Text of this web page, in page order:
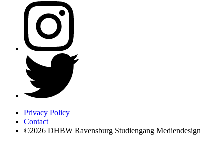
Privacy Policy
Contact
©2026 DHBW Ravensburg Studiengang Mediendesign